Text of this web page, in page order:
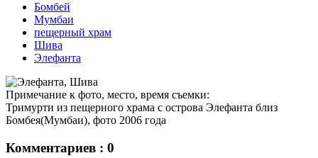
Бомбей
Мумбаи
пещерный храм
Шива
Элефанта
Примечание к фото, место, время съемки:
Тримурти из пещерного храма с острова Элефанта близ
Бомбея(Мумбаи), фото 2006 года
Комментариев : 0